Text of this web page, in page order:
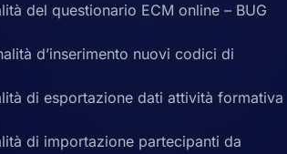
del questionario ECM online – BUG
d’inserimento nuovi codici di
di esportazione dati attività formativa
di importazione partecipanti da